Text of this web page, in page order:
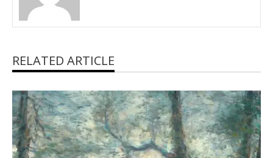
RELATED ARTICLE